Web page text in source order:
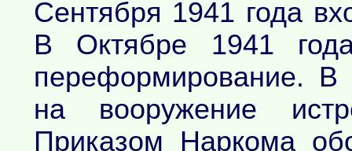
Сентября 1941 года
В Октябре 1941
переформирование. В
на вооружение
Приказом Наркома